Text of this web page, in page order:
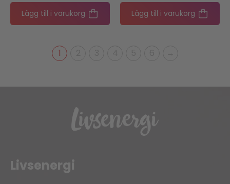
Lägg till i varukorg Lägg till i varukorg
1
Livsenergi